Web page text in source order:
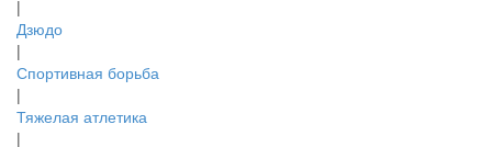
|
Дзюдо
|
Спортивная борьба
|
Тяжелая атлетика
|